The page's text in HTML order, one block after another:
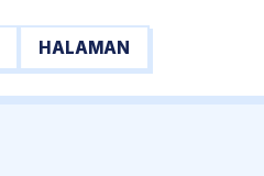
HALAMAN